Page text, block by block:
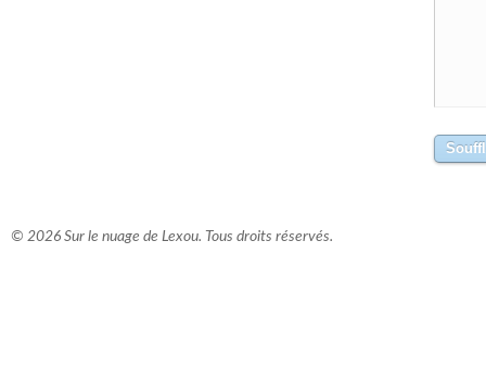
© 2026 Sur le nuage de Lexou. Tous droits réservés.